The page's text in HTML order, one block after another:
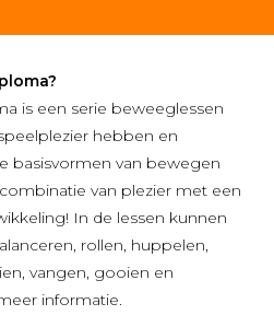
is een serie beweeglessen
hebben en
basisvormen van bewegen
van plezier met een
In de lessen kunnen
rollen, huppelen,
vangen, gooien en
informatie.